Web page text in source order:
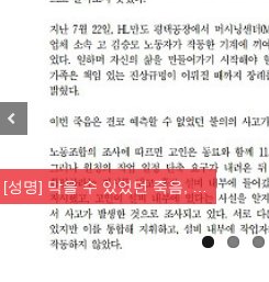
[성명] 막을 수 있었던 죽음, …